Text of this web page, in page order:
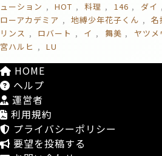
ューション
HOT 料理 146 ダイ
ローアカデミア
地縛少年花子くん 名
リンス
ロバート イ 舞美 ヤツメ
宮ハルヒ
LU
HOME
ヘルプ
運営者
利用規約
プライバシーポリシー
要望を投稿する